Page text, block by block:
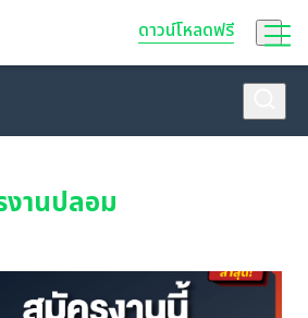
Whoscallดาวน์โหลดฟรี
านปลอม